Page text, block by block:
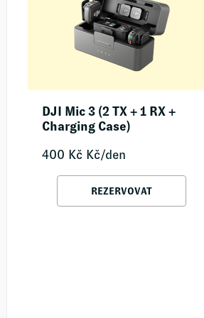
DJI Mic 3 (2 TX + 1 RX +
Charging Case)
400 Kč Kč/den
REZERVOVAT